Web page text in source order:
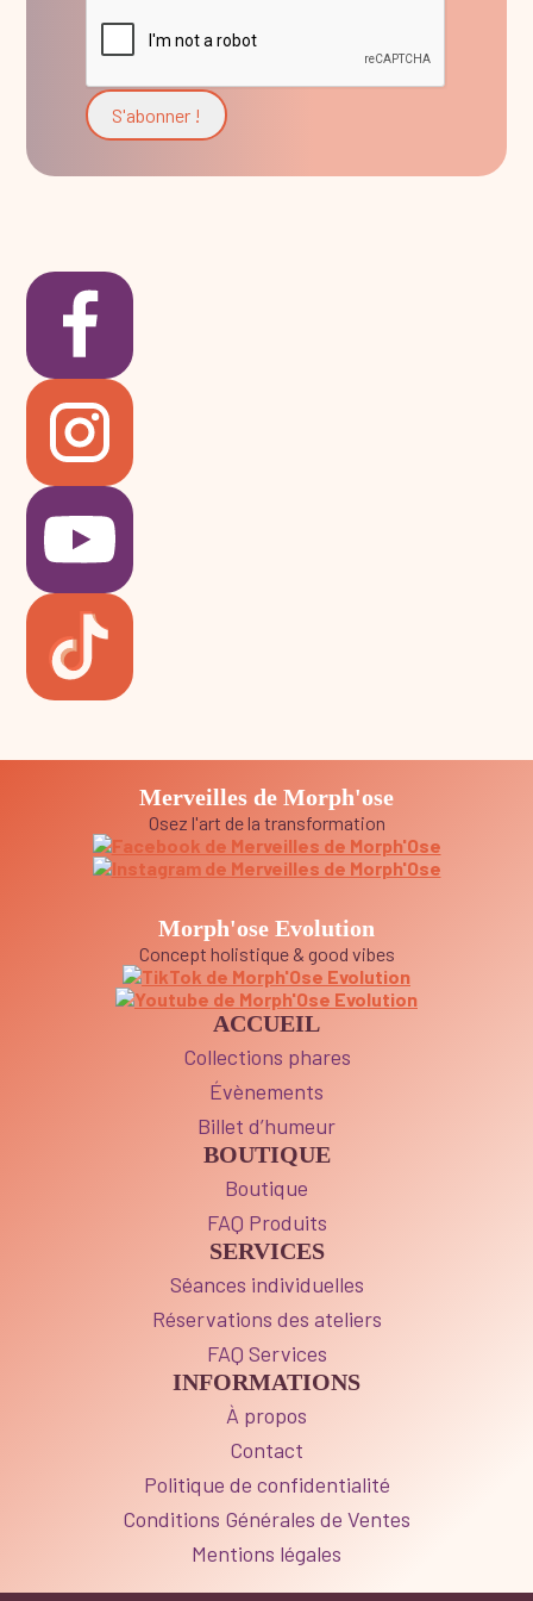
Merveilles de Morph'ose
Osez l'art de la transformation
Morph'ose Evolution
Concept holistique & good vibes
ACCUEIL
Collections phares
Évènements
Billet d’humeur
BOUTIQUE
Boutique
FAQ Produits
SERVICES
Séances individuelles
Réservations des ateliers
FAQ Services
INFORMATIONS
À propos
Contact
Politique de confidentialité
Conditions Générales de Ventes
Mentions légales